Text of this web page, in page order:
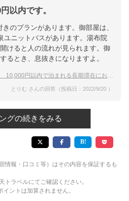
以内です。
のプランがあります。御部屋は、
ユニットバスがあります。湯布院
けると人の流れが見られます。御
るとき、息抜きになりますよ。
円以内で泊まれる長期滞在におすすめな格安な温泉宿は？
とりむ さんの回答（投稿日：2022/9/20 ）
グの続きをみる
情報・口コミ等）はその内容を保証するも
トラベルにてご確認ください。
ントは加算されません。